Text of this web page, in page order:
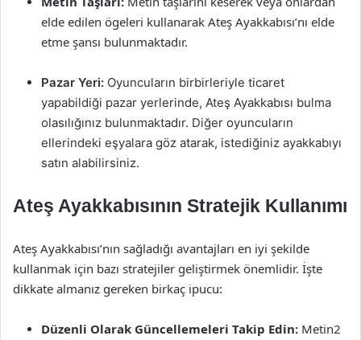
elde edilen ögeleri kullanarak Ateş Ayakkabısı’nı elde
etme şansı bulunmaktadır.
Pazar Yeri: Oyuncuların birbirleriyle ticaret
yapabildiği pazar yerlerinde, Ateş Ayakkabısı bulma
olasılığınız bulunmaktadır. Diğer oyuncuların
ellerindeki eşyalara göz atarak, istediğiniz ayakkabıyı
satın alabilirsiniz.
Ateş Ayakkabısının Stratejik Kullanımı
Ateş Ayakkabısı’nın sağladığı avantajları en iyi şekilde
kullanmak için bazı stratejiler geliştirmek önemlidir. İşte
dikkate almanız gereken birkaç ipucu:
Düzenli Olarak Güncellemeleri Takip Edin: Metin2